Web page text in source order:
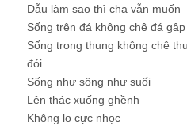
Dẫu làm sao thì cha vẫn muốn
Sống trên đá không chê đá
Sống trong thung không chê
đói
Sống như sông như suối
Lên thác xuống ghềnh
Không lo cực nhọc